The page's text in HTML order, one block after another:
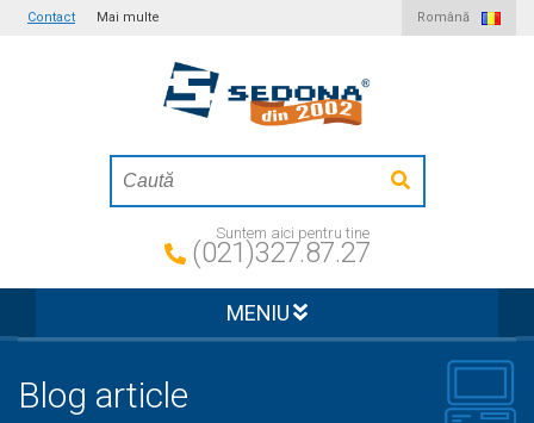
Contact Mai multe Română
Suntem aici pentru tine
(021)327.87.27
MENIU
Blog article